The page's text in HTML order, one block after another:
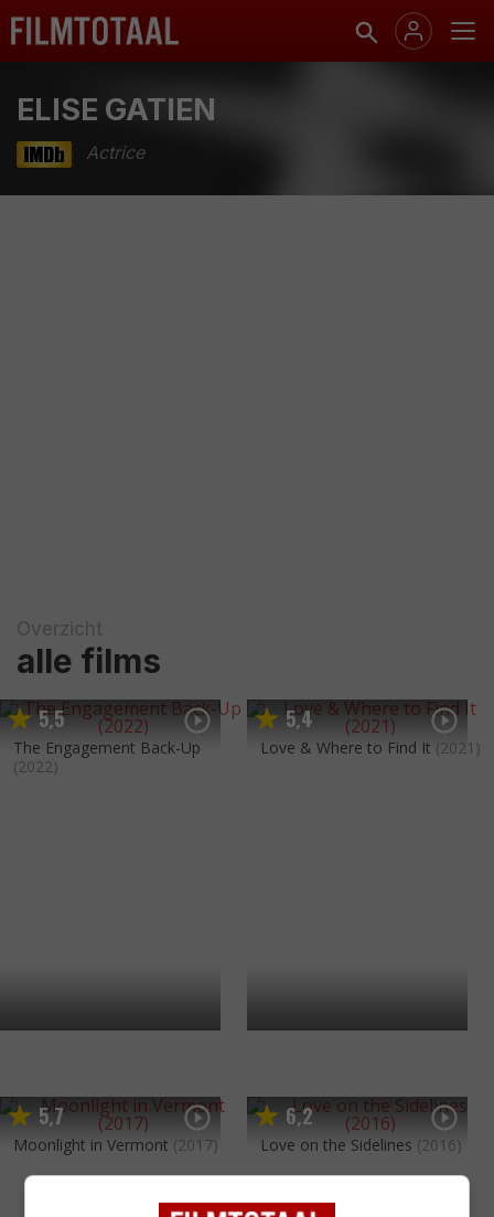
ELISE GATIEN
Actrice
Overzicht
alle films
5,5
The Engagement Back-Up
(2022)
5,4
Love & Where to Find It (2021)
5,7
Moonlight in Vermont (2017)
6,2
Love on the Sidelines (2016)